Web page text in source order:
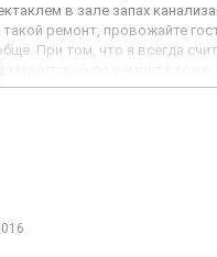
в зале запах
ремонт, провожайте
При том, что я всегда
Никитской до ремонта
только в Новую оперу,